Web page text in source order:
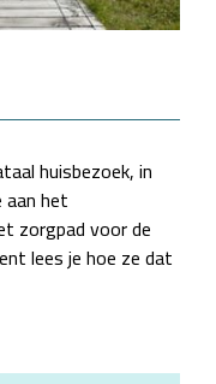
huisbezoek, in
het
zorgpad voor de
lees je hoe ze dat